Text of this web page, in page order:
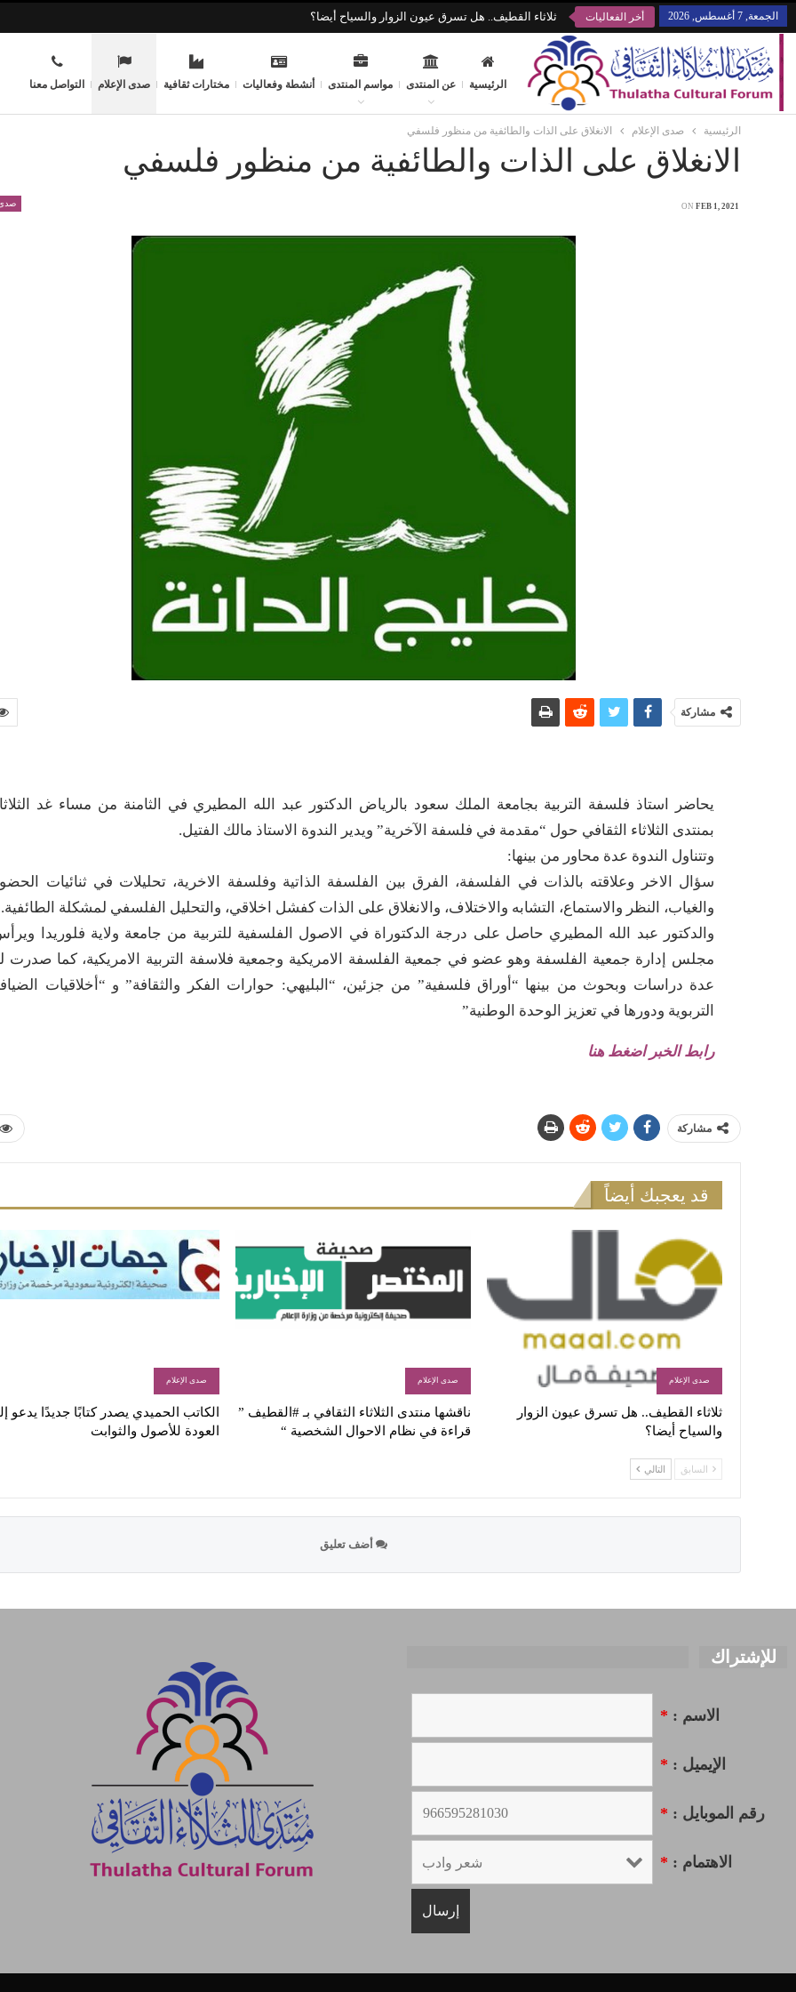
الجمعة, 7 أغسطس, 2026 أخر الفعاليات ثلاثاء القطيف.. هل تسرق عيون الزوار والسياح أيضا؟
الرئيسية عن المنتدى مواسم المنتدى أنشطة وفعاليات مختارات ثقافية صدى الإعلام التواصل معنا
الرئيسية صدى الإعلام الانغلاق على الذات والطائفية من منظور فلسفي
الانغلاق على الذات والطائفية من منظور فلسفي
صدى ON FEB 1, 2021
مشاركة
يحاضر استاذ فلسفة التربية بجامعة الملك سعود بالرياض الدكتور عبد الله المطيري في الثامنة من مساء غد
بمنتدى الثلاثاء الثقافي حول “مقدمة في فلسفة الآخرية” ويدير الندوة الاستاذ مالك الفتيل.
وتتناول الندوة عدة محاور من بينها:
سؤال الاخر وعلاقته بالذات في الفلسفة، الفرق بين الفلسفة الذاتية وفلسفة الاخرية، تحليلات في ثنائيات
والغياب، النظر والاستماع، التشابه والاختلاف، والانغلاق على الذات كفشل اخلاقي، والتحليل الفلسفي لمشكلة الطائفية.
والدكتور عبد الله المطيري حاصل على درجة الدكتوراة في الاصول الفلسفية للتربية من جامعة ولاية فلوريدا
مجلس إدارة جمعية الفلسفة وهو عضو في جمعية الفلسفة الامريكية وجمعية فلاسفة التربية الامريكية، كما صدرت
عدة دراسات وبحوث من بينها “أوراق فلسفية” من جزئين، “البليهي: حوارات الفكر والثقافة” و “أخلاقيات
التربوية ودورها في تعزيز الوحدة الوطنية”
رابط الخبر اضغط هنا
مشاركة
قد يعجبك أيضاً
صدى الإعلام
ثلاثاء القطيف.. هل تسرق عيون الزوار
والسياح أيضا؟
صدى الإعلام
ناقشها منتدى الثلاثاء الثقافي بـ #القطيف ”
قراءة في نظام الاحوال الشخصية “
صدى الإعلام
الكاتب الحميدي يصدر كتابًا جديدًا يدعو
العودة للأصول والثوابت
السابق التالي
أضف تعليق
للإشتراك
الاسم : *
الإيميل : *
رقم الموبايل : *
الاهتمام : *